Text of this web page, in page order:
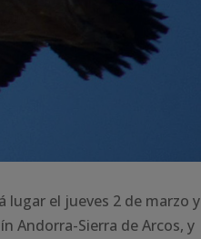
el jueves 2 de marzo y
Andorra-Sierra de Arcos, y